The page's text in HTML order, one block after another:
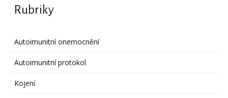
Rubriky
Autoimunitní onemocnění
Autoimunitní protokol
Kojení